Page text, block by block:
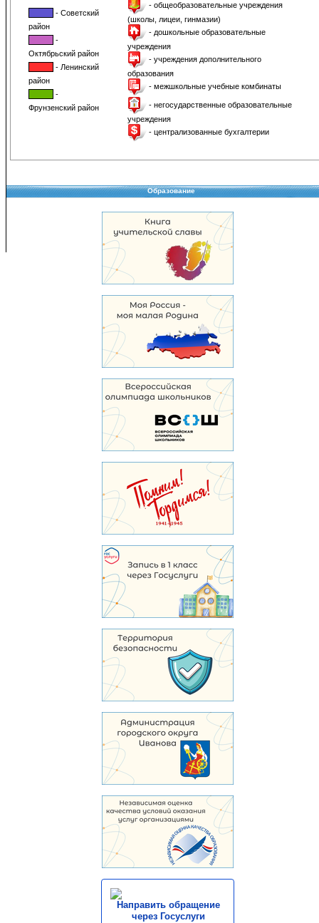
- Советский
район
-
Октябрьский район
- Ленинский
район
-
Фрунзенский район
- общеобразовательные учреждения
(школы, лицеи, гинмазии)
- дошкольные образовательные
учреждения
- учреждения дополнительного
образования
- межшкольные учебные комбинаты
- негосударственные образовательные
учреждения
- централизованные бухгалтерии
Образование
Направить обращение
через Госуслуги
Copyright © 2008-2026 Управление образования
Перепечатка и использование материалов возможны только с разрешения
образования.
103,947,263 уникальных посетителей